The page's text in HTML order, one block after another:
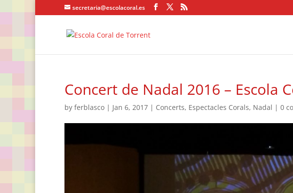
secretaria@escolacoral.es
Concert de Nadal 2016 – Escola
by ferblasco | Jan 6, 2017 | Concerts, Espectacles Corals, Nadal | 0